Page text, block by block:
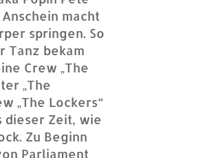
macht
springen. So
Tanz bekam
Crew „The
„The
„The Lockers“
dieser Zeit, wie
Zu Beginn
Parliament